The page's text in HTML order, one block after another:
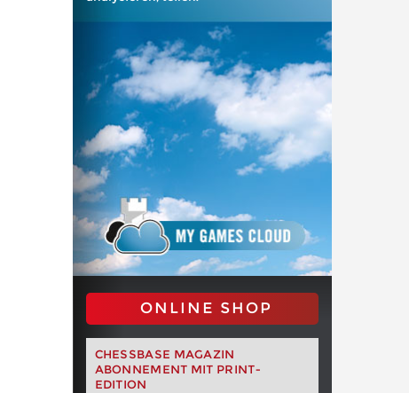
ONLINE SHOP
CHESSBASE MAGAZIN
ABONNEMENT MIT PRINT-
EDITION